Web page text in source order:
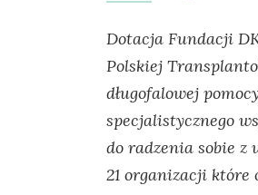
Dotacja Fundacji
Polskiej
długofalowej
specjalistycznego
do radzenia sobie
21 organizacji